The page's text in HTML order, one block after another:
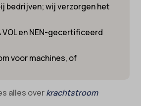
bedrijven; wij verzorgen het
en NEN-gecertificeerd
voor machines, of
alles overkrachtstroom